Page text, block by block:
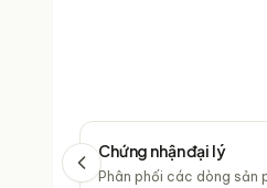
Chứng nhận đại lý
Phân phối các dòng sản